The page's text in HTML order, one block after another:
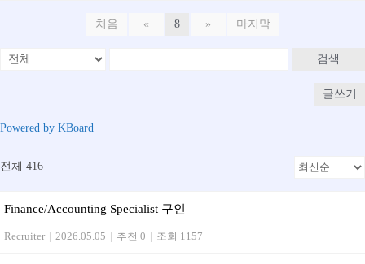
처음 « 8 » 마지막
검색
글쓰기
Powered by KBoard
전체 416
Finance/Accounting Specialist 구인
Recruiter | 2026.05.05 | 추천 0 | 조회 1157